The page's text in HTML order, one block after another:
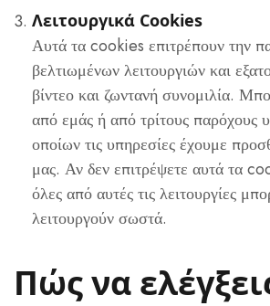
Λειτουργικά Cookies
Αυτά τα cookies επιτρέπουν την
βελτιωμένων λειτουργιών και
βίντεο και ζωντανή συνομιλία.
από εμάς ή από τρίτους παρόχους
οποίων τις υπηρεσίες έχουμε
μας. Αν δεν επιτρέψετε αυτά τα
όλες από αυτές τις λειτουργίες
λειτουργούν σωστά.
Πώς να